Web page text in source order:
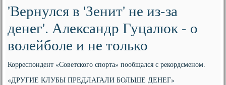
'Вернулся в 'Зенит' не из-за
денег'. Александр Гуцалюк - о
волейболе и не только
Корреспондент «Советского спорта» пообщался с рекордсменом.
«ДРУГИЕ КЛУБЫ ПРЕДЛАГАЛИ БОЛЬШЕ ДЕНЕГ»